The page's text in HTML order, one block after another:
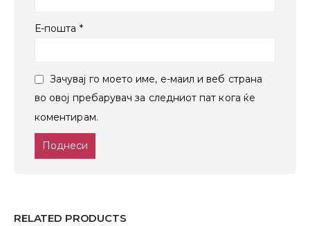
Е-пошта *
Зачувај го моето име, е-маил и веб страна
во овој пребарувач за следниот пат кога ќе
коментирам.
RELATED PRODUCTS